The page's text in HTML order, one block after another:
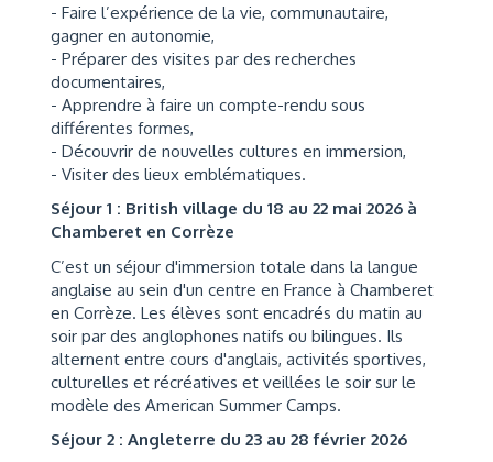
- Faire l’expérience de la vie, communautaire,
gagner en autonomie,
- Préparer des visites par des recherches
documentaires,
- Apprendre à faire un compte-rendu sous
différentes formes,
- Découvrir de nouvelles cultures en immersion,
- Visiter des lieux emblématiques.
Séjour 1 : British village du 18 au 22 mai 2026 à
Chamberet en Corrèze
C’est un séjour d'immersion totale dans la langue
anglaise au sein d'un centre en France à Chamberet
en Corrèze. Les élèves sont encadrés du matin au
soir par des anglophones natifs ou bilingues. Ils
alternent entre cours d'anglais, activités sportives,
culturelles et récréatives et veillées le soir sur le
modèle des American Summer Camps.
Séjour 2 : Angleterre du 23 au 28 février 2026